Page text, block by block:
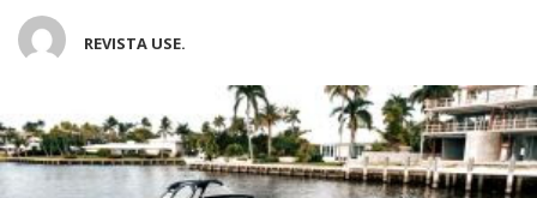
REVISTA USE.